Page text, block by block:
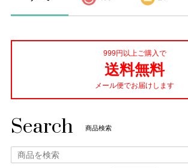
999円以上ご購入で
送料無料
メール便でお届けします
Search 商品検索